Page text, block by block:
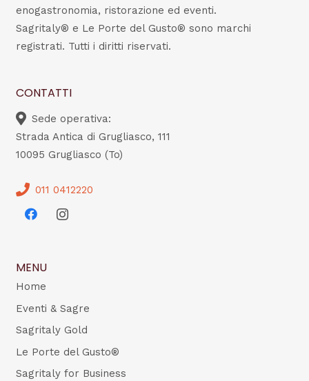
enogastronomia, ristorazione ed eventi.
Sagritaly® e Le Porte del Gusto® sono marchi
registrati. Tutti i diritti riservati.
CONTATTI
Sede operativa:
Strada Antica di Grugliasco, 111
10095 Grugliasco (To)
011 0412220
MENU
Home
Eventi & Sagre
Sagritaly Gold
Le Porte del Gusto®
Sagritaly for Business